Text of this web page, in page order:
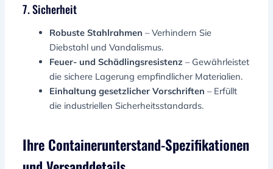
7. Sicherheit
Robuste Stahlrahmen – Verhindern Sie
Diebstahl und Vandalismus.
Feuer- und Schädlingsresistenz – Gewährleistet
die sichere Lagerung empfindlicher Materialien.
Einhaltung gesetzlicher Vorschriften – Erfüllt
die industriellen Sicherheitsstandards.
Ihre Containerunterstand-Spezifikationen